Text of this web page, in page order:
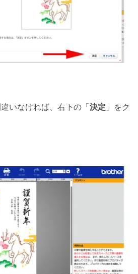
いなければ、右下の「 決定 」をク